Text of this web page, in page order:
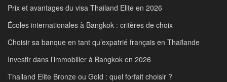
Prix et avantages du visa Thailand Elite en 2026
Écoles internationales à Bangkok : critères de choix
Choisir sa banque en tant qu’expatrié français en Thaïlande
Investir dans l’immobilier à Bangkok en 2026
Thailand Elite Bronze ou Gold : quel forfait choisir ?